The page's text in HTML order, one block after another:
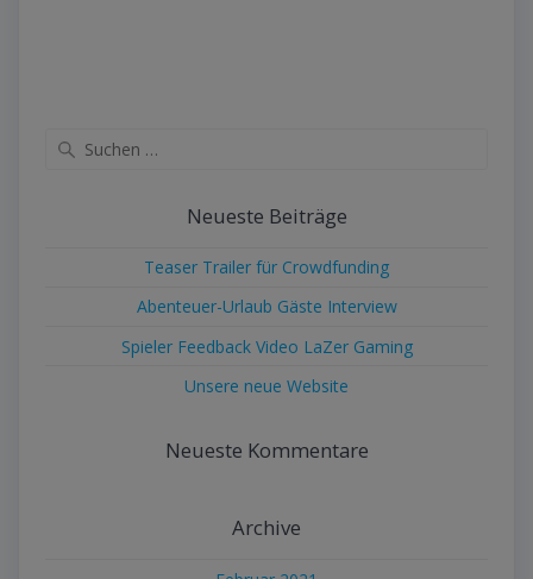
Neueste Beiträge
Teaser Trailer für Crowdfunding
Abenteuer-Urlaub Gäste Interview
Spieler Feedback Video LaZer Gaming
Unsere neue Website
Neueste Kommentare
Archive